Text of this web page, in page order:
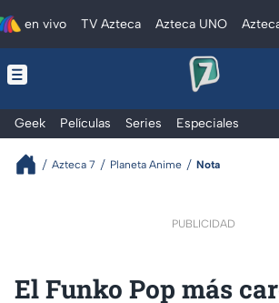
en vivo TV Azteca Azteca UNO
Geek Películas Series Especiales
Azteca 7 Planeta Anime Nota
PUBLICIDAD
El Funko Pop más